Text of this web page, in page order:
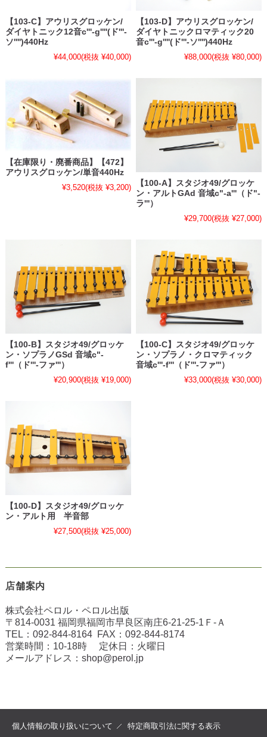
【103-C】アウリスグロッケン/
ダイヤトニック12音c'''-g''''(ド'''-
ソ'''')440Hz
¥44,000(税抜 ¥40,000)
【103-D】アウリスグロッケン/
ダイヤトニックロマティック20
音c'''-g''''(ド'''-ソ'''')440Hz
¥88,000(税抜 ¥80,000)
【在庫限り・廃番商品】【472】
アウリスグロッケン/単音440Hz
¥3,520(税抜 ¥3,200)
【100-A】スタジオ49/グロッケ
ン・アルトGAd 音域c"-a'''（ド"-
ラ'''）
¥29,700(税抜 ¥27,000)
【100-B】スタジオ49/グロッケ
ン・ソプラノGSd 音域c"-
f'''（ド'''-ファ'''）
¥20,900(税抜 ¥19,000)
【100-C】スタジオ49/グロッケ
ン・ソプラノ・クロマティック
音域c'''-f'''（ド'''-ファ'''）
¥33,000(税抜 ¥30,000)
【100-D】スタジオ49/グロッケ
ン・アルト用 半音部
¥27,500(税抜 ¥25,000)
店舗案内
株式会社ペロル・ペロル出版
〒814-0031 福岡県福岡市早良区南庄6-21-25-1Ｆ-Ａ
TEL： 092-844-8164FAX： 092-844-8174
営業時間：10-18時 定休日：火曜日
メールアドレス： shop@perol.jp
個人情報の取り扱いについて 特定商取引法に関する表示